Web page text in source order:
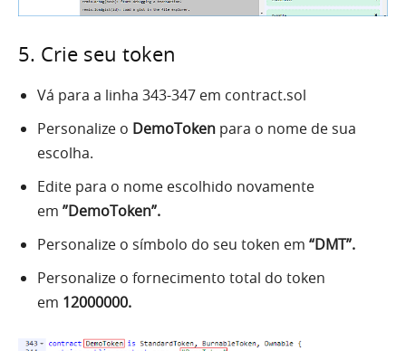
5. Crie seu token
Vá para a linha 343-347 em contract.sol
Personalize o DemoToken para o nome de sua
escolha.
Edite para o nome escolhido novamente
em ”DemoToken”.
Personalize o símbolo do seu token em “DMT”.
Personalize o fornecimento total do token
em 12000000.